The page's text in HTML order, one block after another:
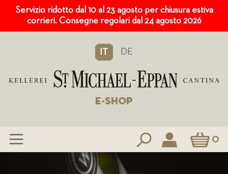
Servizio ridotto dal 10 al 23 agosto per chiusura estiva
corrieri. Consegne regolari dal 24 agosto 2026
IT DE
E-SHOP
Carrello0